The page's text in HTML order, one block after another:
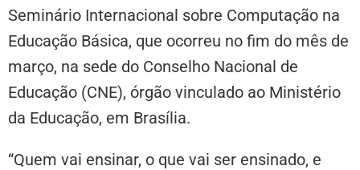
Seminário Internacional sobre Computação na
Educação Básica, que ocorreu no fim do mês de
março, na sede do Conselho Nacional de
Educação (CNE), órgão vinculado ao Ministério
da Educação, em Brasília.
“Quem vai ensinar, o que vai ser ensinado, e